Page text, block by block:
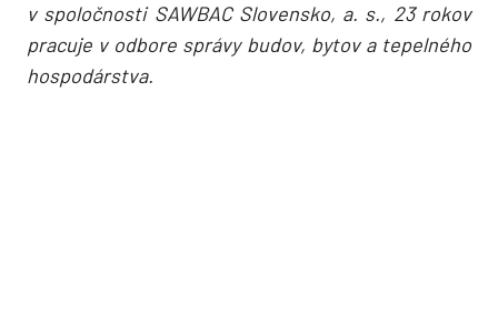
v spoločnosti SAWBAC Slovensko, a. s., 23 rokov
pracuje v odbore správy budov, bytov a tepelného
hospodárstva.